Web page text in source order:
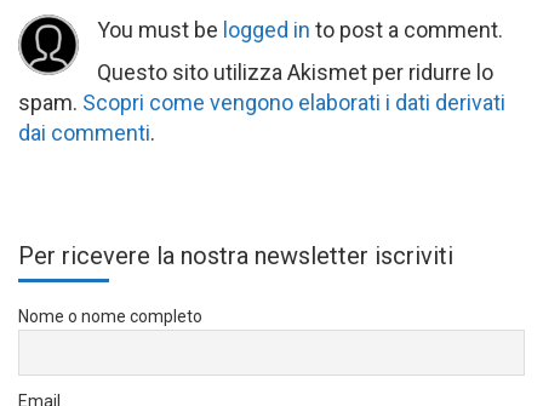
You must be logged in to post a comment.
Questo sito utilizza Akismet per ridurre lo
spam. Scopri come vengono elaborati i dati derivati
dai commenti.
Per ricevere la nostra newsletter iscriviti
Nome o nome completo
Email